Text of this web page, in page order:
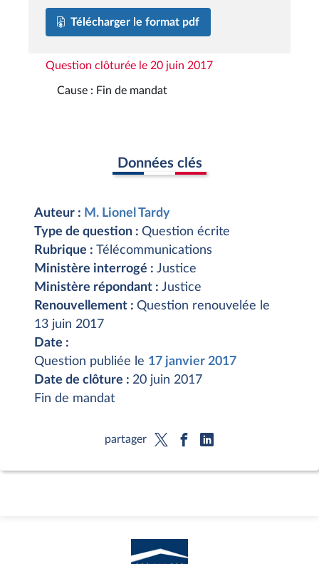
Télécharger le format pdf
Question clôturée le 20 juin 2017
Cause : Fin de mandat
Données clés
Auteur : M. Lionel Tardy
Type de question : Question écrite
Rubrique : Télécommunications
Ministère interrogé : Justice
Ministère répondant : Justice
Renouvellement : Question renouvelée le
13 juin 2017
Date :
Question publiée le 17 janvier 2017
Date de clôture : 20 juin 2017
Fin de mandat
partager